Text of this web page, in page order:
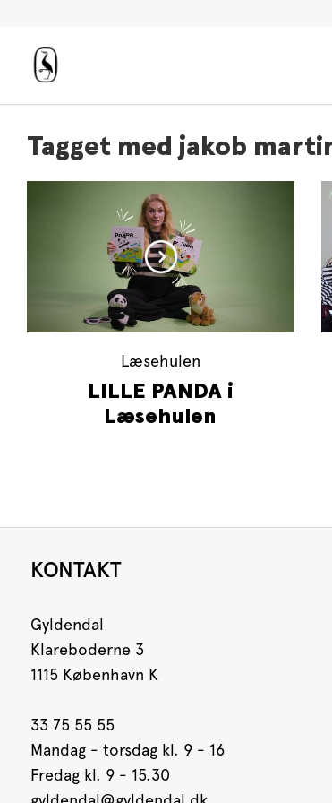
Tagget med jakob
Læsehulen
LILLE PANDA i
Læsehulen
KONTAKT
Gyldendal
Klareboderne 3
1115 København K
33 75 55 55
Mandag - torsdag kl. 9 - 16
Fredag kl. 9 - 15.30